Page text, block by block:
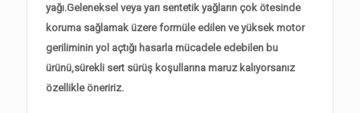
yağı.Geleneksel veya yarı sentetik yağların çok ötesinde
koruma sağlamak üzere formüle edilen ve yüksek motor
geriliminin yol açtığı hasarla mücadele edebilen bu
ürünü,sürekli sert sürüş koşullarına maruz kalıyorsanız
özellikle öneririz.